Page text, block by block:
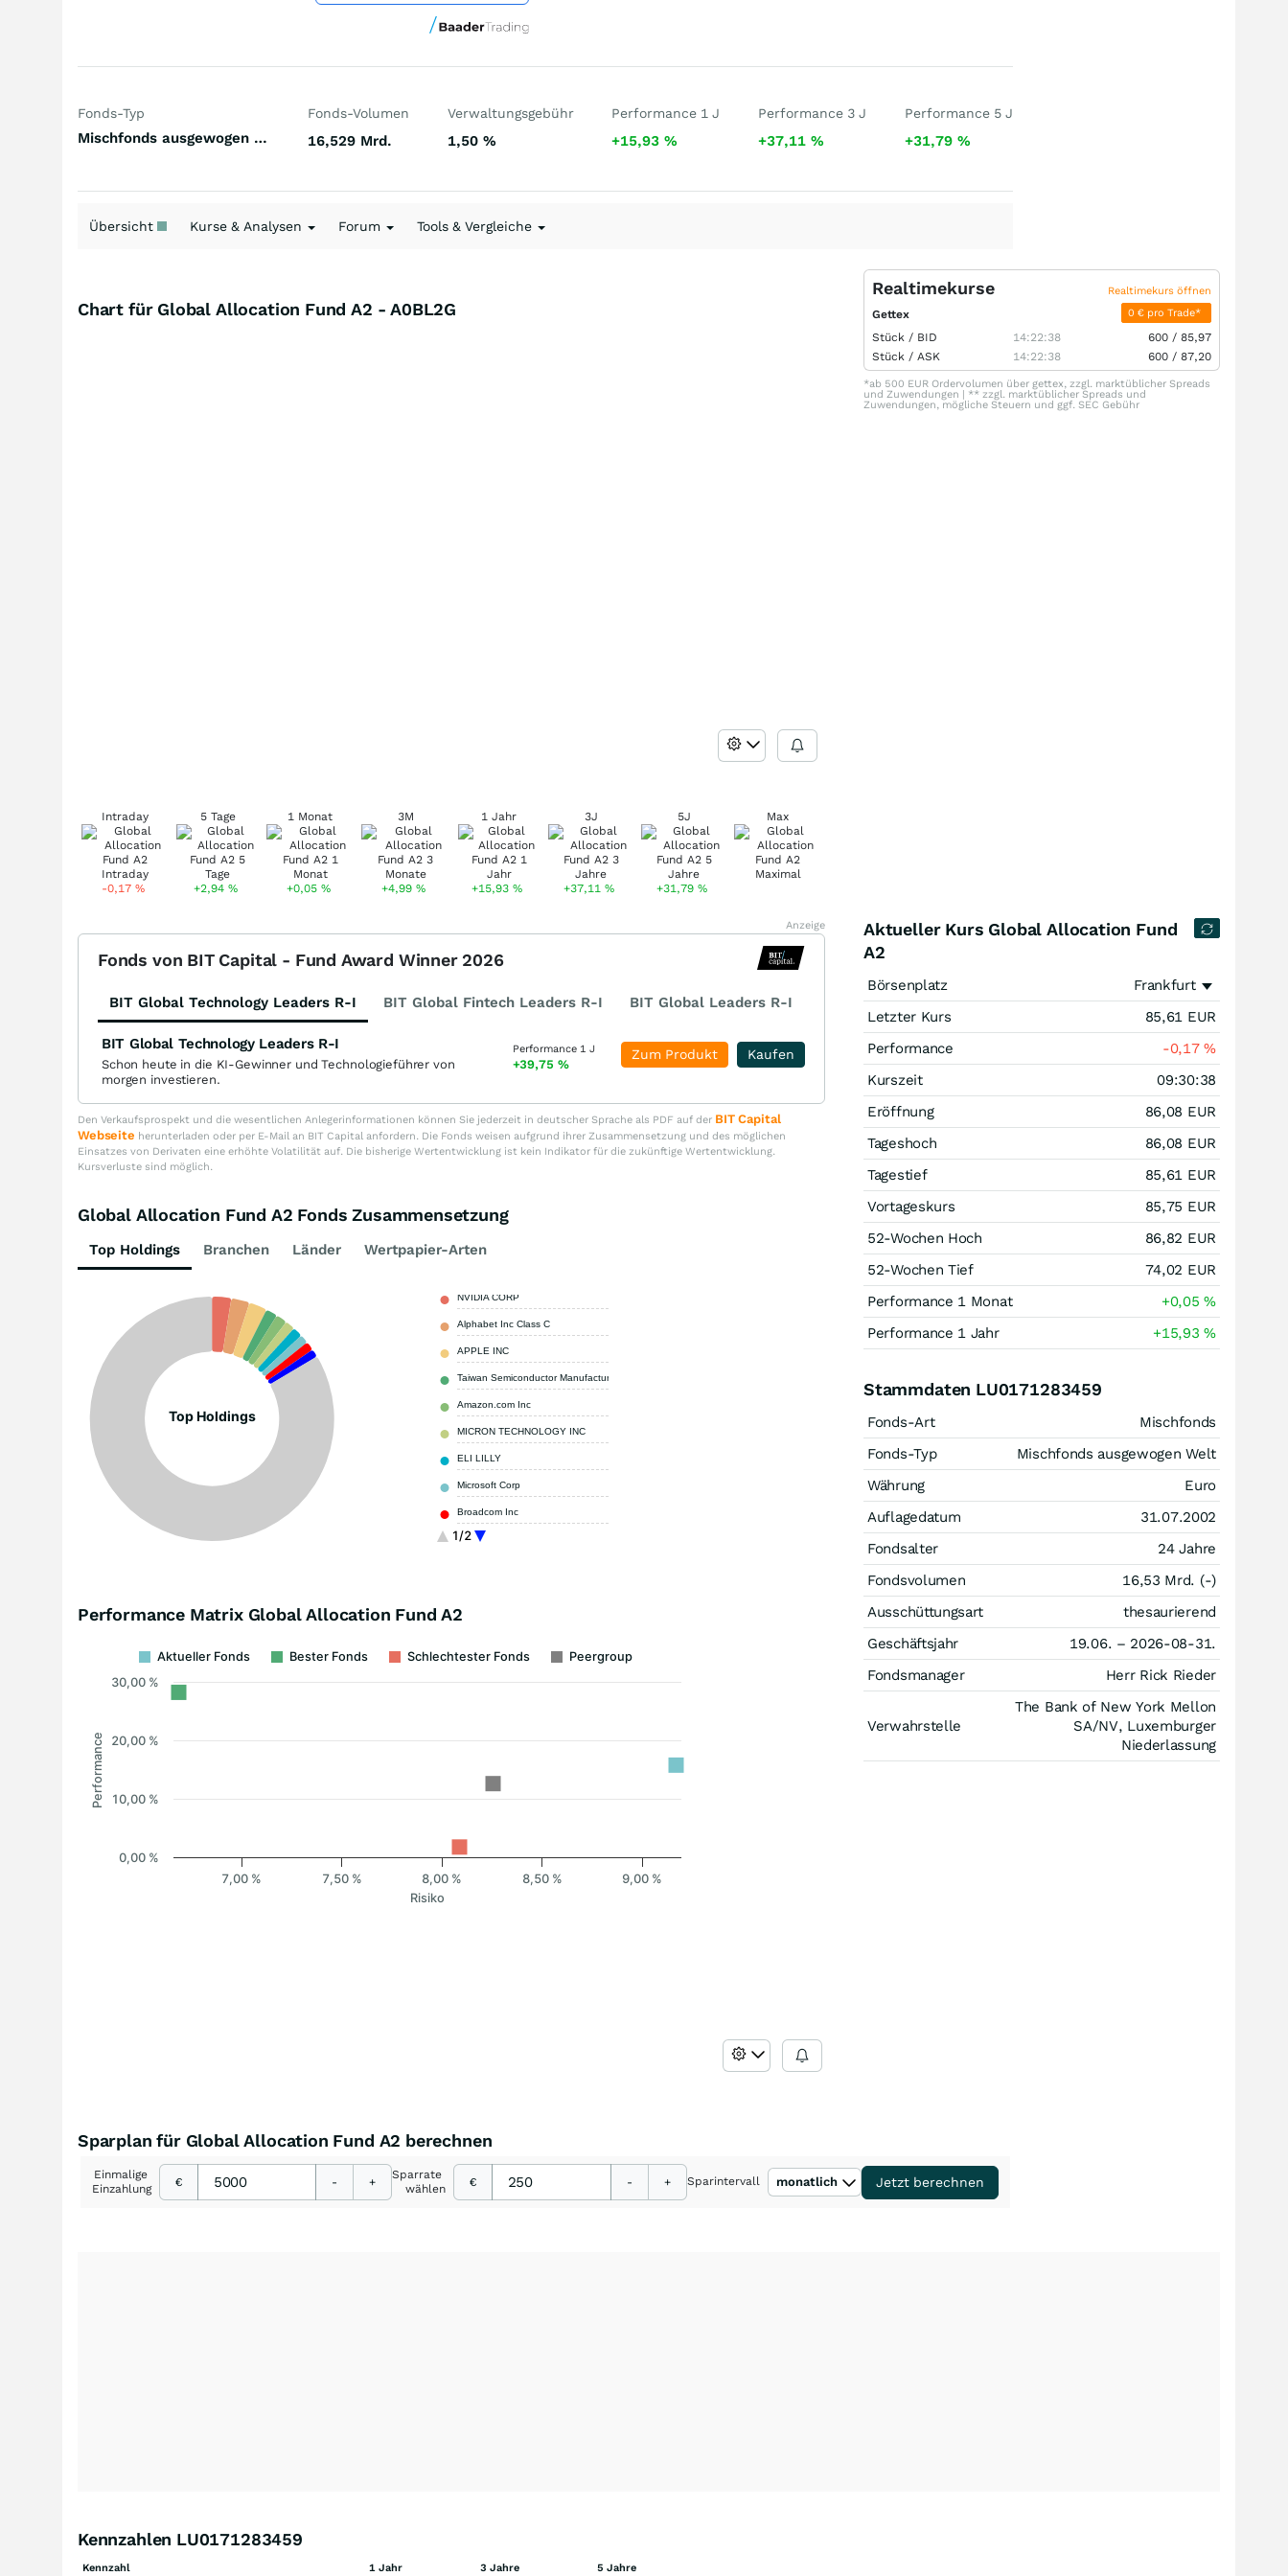
Fonds-Typ
Mischfonds ausgewogen Welt
Fonds-Volumen
16,529 Mrd.
Verwaltungsgebühr
1,50 %
Performance 1 J
+15,93%
Performance 3 J
+37,11%
Performance 5 J
+31,79 %
Übersicht Kurse & Analysen Forum Tools & Vergleiche
Chart für Global Allocation Fund A2 - A0BL2G
Intraday
-0,17%
5 Tage
+2,94%
1 Monat
+0,05 %
3M
+4,99%
1 Jahr
+15,93%
3J
+37,11%
5J
+31,79%
Max
Realtimekurse Realtimekurs öffnen
Gettex 0 € pro Trade*
Stück / BID 14:22:38 600 / 85,97
Stück / ASK 14:22:38 600 / 87,20
*ab 500 EUR Ordervolumen über gettex, zzgl. marktüblicher Spreads
und Zuwendungen | ** zzgl. marktüblicher Spreads und
Zuwendungen, mögliche Steuern und ggf. SEC Gebühr
Anzeige
Fonds von BIT Capital - Fund Award Winner 2026
BIT Global Technology Leaders R-I BIT Global Fintech Leaders R-I BIT Global Leaders R-I
BIT Global Technology Leaders R-I
Schon heute in die KI-Gewinner und Technologieführer von
morgen investieren.
Performance 1 J
+39,75 %
Kaufen
Zum Produkt
Den Verkaufsprospekt und die wesentlichen Anlegerinformationen können Sie jederzeit in deutscher Sprache als PDF auf der BIT Capital
Webseite herunterladen oder per E-Mail an BIT Capital anfordern. Die Fonds weisen aufgrund ihrer Zusammensetzung und des möglichen
Einsatzes von Derivaten eine erhöhte Volatilität auf. Die bisherige Wertentwicklung ist kein Indikator für die zukünftige Wertentwicklung.
Kursverluste sind möglich.
Global Allocation Fund A2 Fonds Zusammensetzung
Top Holdings Branchen Länder Wertpapier-Arten
Top Holdings
1/2
NVIDIA CORP
Alphabet Inc Class C
APPLE INC
Taiwan Semiconductor Manufacturing
Amazon.com Inc
MICRON TECHNOLOGY INC
ELI LILLY
Microsoft Corp
Broadcom Inc
ASML HOLDING NV
Performance Matrix Global Allocation Fund A2
Risiko
Performance
Aktueller Fonds Bester Fonds Schlechtester Fonds Peergroup
7,00 % 7,50 % 8,00 % 8,50 % 9,00 %
0,00 %
10,00 %
20,00 %
30,00 %
Aktueller Kurs Global Allocation Fund
A2
Börsenplatz
Frankfurt
Letzter Kurs
85,61 EUR
Performance
-0,17%
Kurszeit
09:30:38
Eröffnung
86,08 EUR
Tageshoch
86,08 EUR
Tagestief
85,61 EUR
Vortageskurs
85,75 EUR
52-Wochen Hoch
86,82 EUR
52-Wochen Tief
74,02 EUR
Performance 1 Monat
+0,05%
Performance 1 Jahr
+15,93%
Stammdaten LU0171283459
Fonds-Art
Mischfonds
Fonds-Typ
Mischfonds ausgewogen Welt
Währung
Euro
Auflagedatum
31.07.2002
Fondsalter
24 Jahre
Fondsvolumen
16,53 Mrd. (-)
Ausschüttungsart
thesaurierend
Geschäftsjahr
19.06. – 2026-08-31.
Fondsmanager
Herr Rick Rieder
Verwahrstelle
The Bank of New York Mellon
SA/NV, Luxemburger
Niederlassung
Sparplan für Global Allocation Fund A2 berechnen
Einmalige
Einzahlung
€ - +
Sparrate
wählen
€ - + Sparintervall monatlich Jetzt berechnen
Kennzahlen LU0171283459
Kennzahl 1 Jahr 3 Jahre 5 Jahre